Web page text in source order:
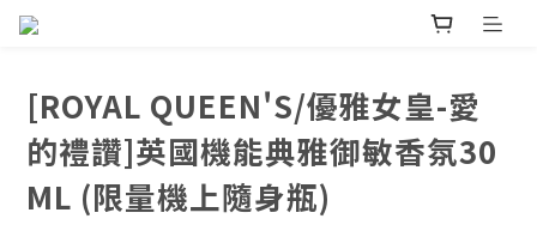
[ROYAL QUEEN'S/優雅女皇-愛
的禮讚]英國機能典雅御敏香氛30
ML (限量機上隨身瓶)